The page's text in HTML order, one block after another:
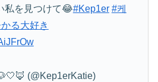
私を見つけて😂#Kep1er #케
る大好き
(@Kep1erKatie)